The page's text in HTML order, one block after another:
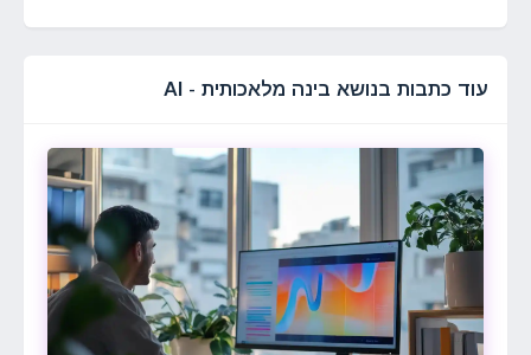
עוד כתבות בנושא בינה מלאכותית - AI